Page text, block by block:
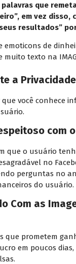
que
em vez disso,
resultados”
emoticons de
muito texto na
a
você conhece
com
que o usuário
no
perguntas no
do usuário.
Com as
que prometem
em poucos dias,